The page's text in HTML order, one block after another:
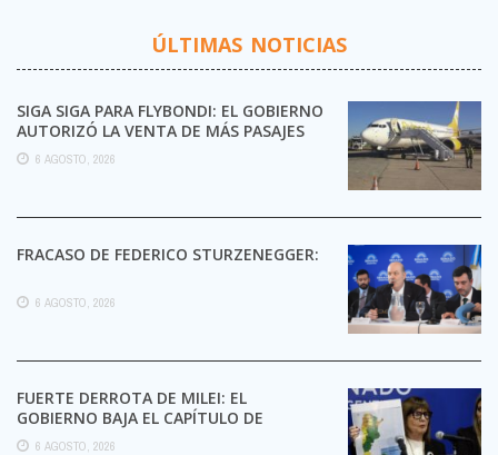
ÚLTIMAS NOTICIAS
SIGA SIGA PARA FLYBONDI: EL GOBIERNO
AUTORIZÓ LA VENTA DE MÁS PASAJES
6 AGOSTO, 2026
FRACASO DE FEDERICO STURZENEGGER:
6 AGOSTO, 2026
FUERTE DERROTA DE MILEI: EL
GOBIERNO BAJA EL CAPÍTULO DE
EXTRANJERIZACIÓN DE TIERRAS
6 AGOSTO, 2026